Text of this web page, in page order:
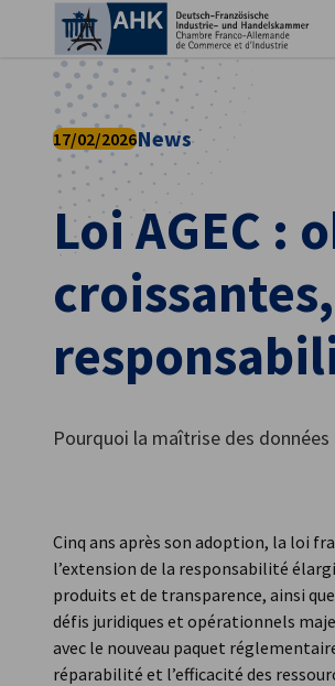
French
France
Loi AGEC :
17/02/2026News
Pourquoi la maîtrise des
Cinq ans après son adoption, la loi
l’extension de la responsabilité
produits et de transparence, ainsi
défis juridiques et opérationnels
avec le nouveau paquet
réparabilité et l’efficacité des